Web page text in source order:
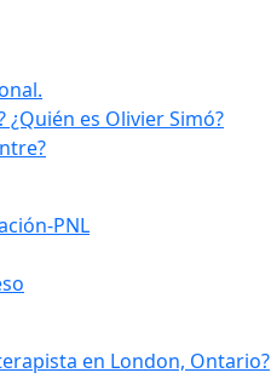
¿Quién es Olivier Simó?
PNL
en London, Ontario?